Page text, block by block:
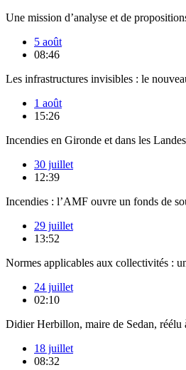
Une mission d’analyse et de
5 août
08:46
Les infrastructures invisibles : le
1 août
15:26
Incendies en Gironde et dans les
30 juillet
12:39
Incendies : l’AMF ouvre un fonds de
29 juillet
13:52
Normes applicables aux collectivités :
24 juillet
02:10
Didier Herbillon, maire de Sedan, réélu
18 juillet
08:32